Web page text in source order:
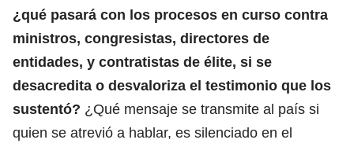
¿qué pasará con los procesos en curso contra
ministros, congresistas, directores de
entidades, y contratistas de élite, si se
desacredita o desvaloriza el testimonio que los
sustentó? ¿Qué mensaje se transmite al país si
quien se atrevió a hablar, es silenciado en el